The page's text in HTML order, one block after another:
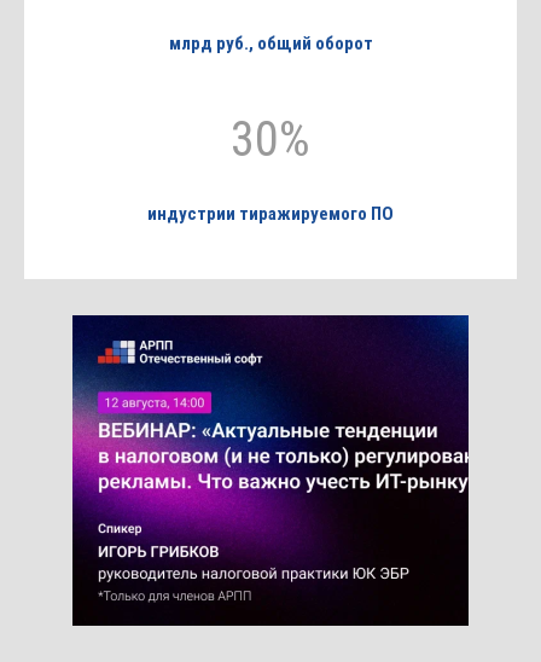
млрд руб., общий оборот
30%
индустрии тиражируемого ПО